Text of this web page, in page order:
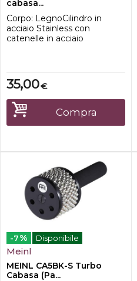
cabasa...
Corpo: LegnoCilindro in
acciaio Stainless con
catenelle in acciaio
€
35,00
Compra
-7% Disponibile
Meinl
MEINL CA5BK-S Turbo
Cabasa (Pa...